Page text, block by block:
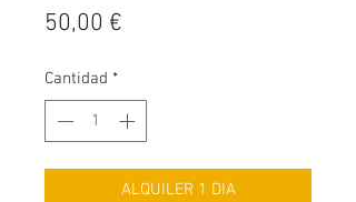
50,00 €
Cantidad *
ALQUILER 1 DIA